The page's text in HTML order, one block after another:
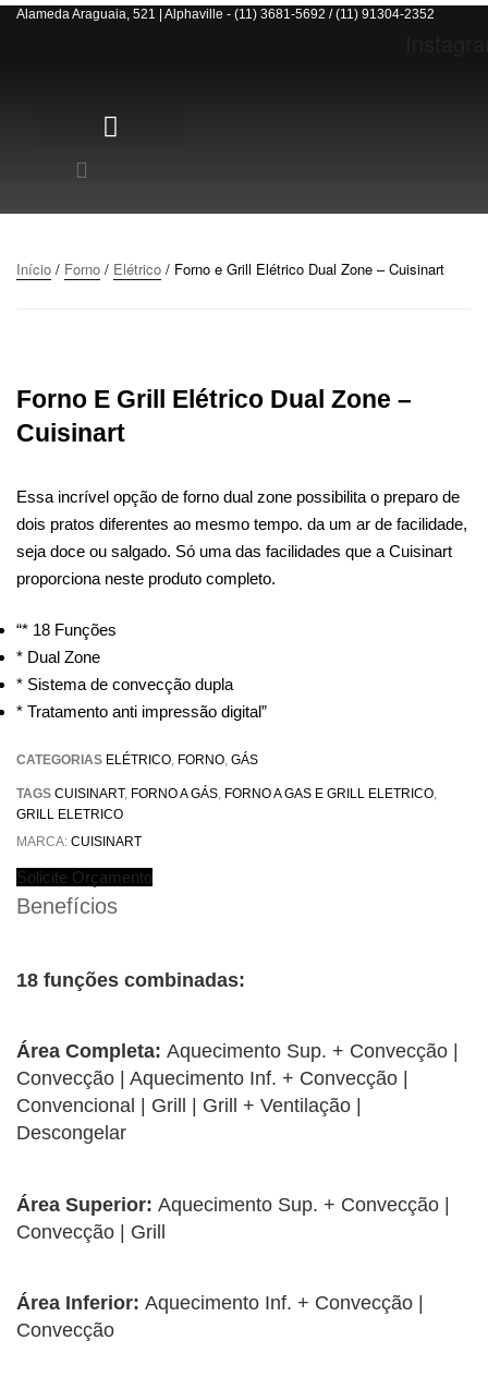
Alameda Araguaia, 521 | Alphaville - (11) 3681-5692 / (11) 91304-2352
Início / Forno / Elétrico / Forno e Grill Elétrico Dual Zone – Cuisinart
Forno E Grill Elétrico Dual Zone –
Cuisinart
Essa incrível opção de forno dual zone possibilita o preparo de
dois pratos diferentes ao mesmo tempo. da um ar de facilidade,
seja doce ou salgado. Só uma das facilidades que a Cuisinart
proporciona neste produto completo.
“* 18 Funções
* Dual Zone
* Sistema de convecção dupla
* Tratamento anti impressão digital”
CATEGORIAS ELÉTRICO FORNO GÁS
TAGS CUISINART, FORNO A GÁS FORNO A GAS E GRILL ELETRICO
GRILL ELETRICO
MARCA: CUISINART
Solicite Orçamento
Benefícios
18 funções combinadas:
Área Completa: Aquecimento Sup. + Convecção |
Convecção | Aquecimento Inf. + Convecção |
Convencional | Grill | Grill + Ventilação |
Descongelar
Área Superior: Aquecimento Sup. + Convecção |
Convecção | Grill
Área Inferior: Aquecimento Inf. + Convecção |
Convecção